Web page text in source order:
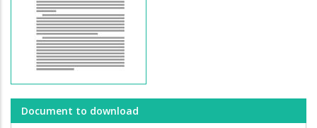
Document to download